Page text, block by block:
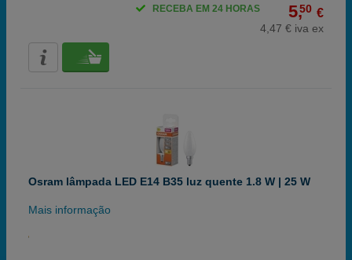
5,50 €
4,47 € iva ex
RECEBA EM 24 HORAS
Osram lâmpada LED E14 B35 luz quente 1.8 W | 25 W
Mais informação